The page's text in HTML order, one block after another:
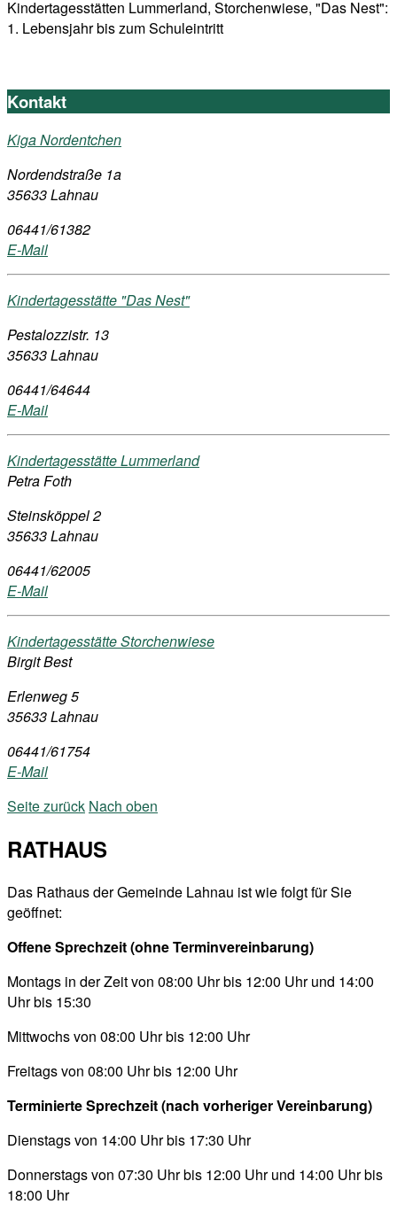
Kindertagesstätten Lummerland, Storchenwiese, "Das Nest":
1. Lebensjahr bis zum Schuleintritt
Kontakt
Kiga Nordentchen
Nordendstraße 1a
35633 Lahnau
06441/61382
E-Mail
Kindertagesstätte "Das Nest"
Pestalozzistr. 13
35633 Lahnau
06441/64644
E-Mail
Kindertagesstätte Lummerland
Petra Foth
Steinsköppel 2
35633 Lahnau
06441/62005
E-Mail
Kindertagesstätte Storchenwiese
Birgit Best
Erlenweg 5
35633 Lahnau
06441/61754
E-Mail
Seite zurück Nach oben
RATHAUS
Das Rathaus der Gemeinde Lahnau ist wie folgt für Sie
geöffnet:
Offene Sprechzeit (ohne Terminvereinbarung)
Montags in der Zeit von 08:00 Uhr bis 12:00 Uhr und 14:00
Uhr bis 15:30
Mittwochs von 08:00 Uhr bis 12:00 Uhr
Freitags von 08:00 Uhr bis 12:00 Uhr
Terminierte Sprechzeit (nach vorheriger Vereinbarung)
Dienstags von 14:00 Uhr bis 17:30 Uhr
Donnerstags von 07:30 Uhr bis 12:00 Uhr und 14:00 Uhr bis
18:00 Uhr